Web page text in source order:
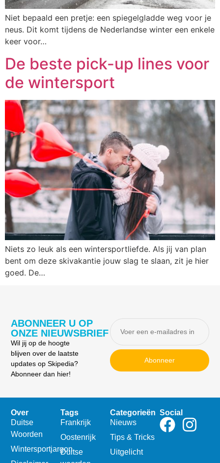
Niet bepaald een pretje: een spiegelgladde weg voor je
neus. Dit komt tijdens de Nederlandse winter een enkele
keer voor…
De beste pick-up lines voor
de wintersport
Niets zo leuk als een wintersportliefde. Als jij van plan
bent om deze skivakantie jouw slag te slaan, zit je hier
goed. De…
ABONNEER U OP
ONZE NIEUWSBRIEF
Wil jij op de hoogte
blijven over de laatste
updates op Skipedia?
Abonneer dan hier!
Abonneer
Over
Duitse
Woorden
Wintersportjargon
Tags
Frankrijk
Oostenrijk
Duitse
Categorieën
Nieuws
Tips & Tricks
Uitgelicht
Social